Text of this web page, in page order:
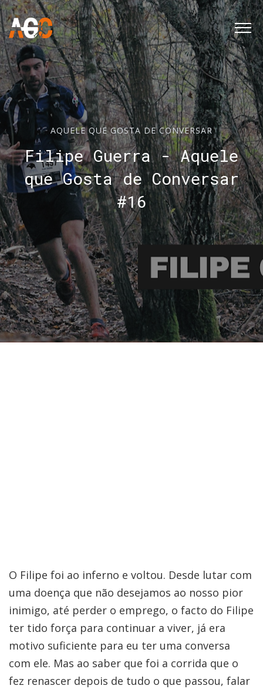
AQUELE QUE GOSTA DE CONVERSAR
Filipe Guerra - Aquele
que Gosta de Conversar
#16
O Filipe foi ao inferno e voltou. Desde lutar com
uma doença que não desejamos ao nosso pior
inimigo, até perder o emprego, o facto do Filipe
ter tido força para continuar a viver, já era
motivo suficiente para eu ter uma conversa
com ele. Mas ao saber que foi a corrida que o
fez renascer depois de tudo o que passou, falar